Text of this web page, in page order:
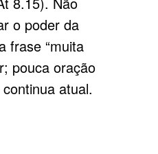
o poder da
frase “muita
pouca oração
atual.